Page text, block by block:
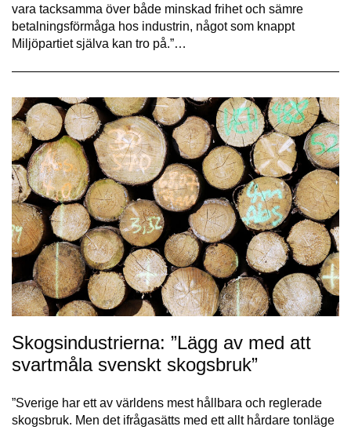
vara tacksamma över både minskad frihet och sämre
betalningsförmåga hos industrin, något som knappt
Miljöpartiet själva kan tro på.”…
Skogsindustrierna: ”Lägg av med att
svartmåla svenskt skogsbruk”
”Sverige har ett av världens mest hållbara och reglerade
skogsbruk. Men det ifrågasätts med ett allt hårdare tonläge